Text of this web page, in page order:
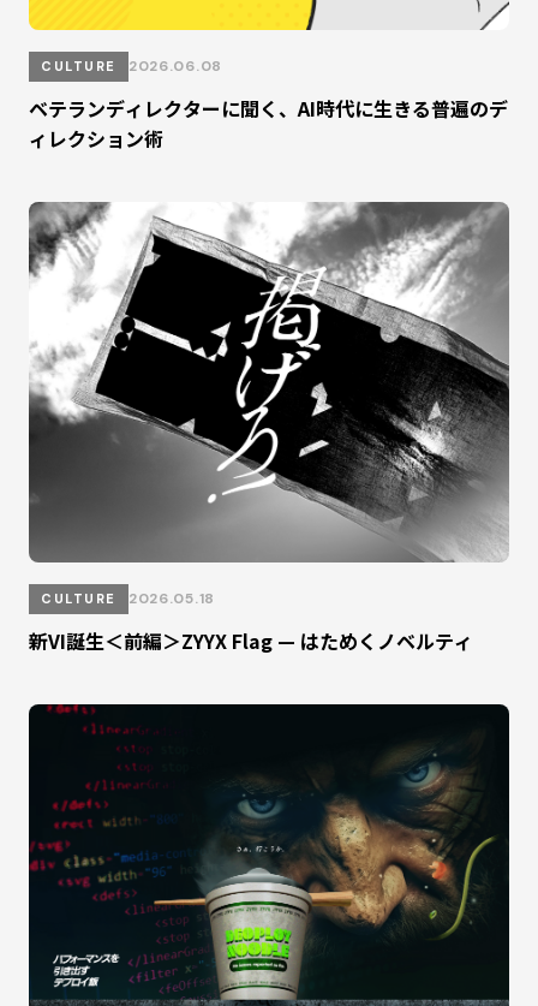
CULTURE 2026.06.08
ベテランディレクターに聞く、AI時代に生きる普遍のデ
ィレクション術
CULTURE 2026.05.18
新VI誕生＜前編＞ZYYX Flag — はためくノベルティ